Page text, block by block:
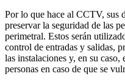
Por lo que hace al CCTV, sus
preservar la seguridad de las
perimetral. Estos serán
control de entradas y salidas,
las instalaciones y, en su
personas en caso de que se